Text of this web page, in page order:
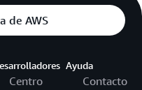
de AWS
Centro
Ayuda
Contacto